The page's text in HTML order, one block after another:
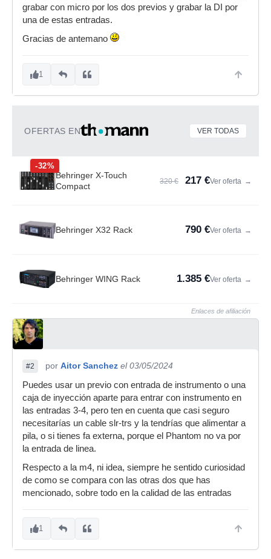
grabar con micro por los dos previos y grabar la DI por
una de estas entradas.
Gracias de antemano
1
OFERTAS EN VER TODAS
-32%
Behringer X-Touch
Compact
320 € 217 €Ver oferta →
Behringer X32 Rack 790 €Ver oferta →
Behringer WING Rack 1.385 €Ver oferta →
Enlaces de afiliación
#2 por Aitor Sanchez el 03/05/2024
Puedes usar un previo con entrada de instrumento o una
caja de inyección aparte para entrar con instrumento en
las entradas 3-4, pero ten en cuenta que casi seguro
necesitarías un cable slr-trs y la tendrías que alimentar a
pila, o si tienes fa externa, porque el Phantom no va por
la entrada de linea.
Respecto a la m4, ni idea, siempre he sentido curiosidad
de como se compara con las otras dos que has
mencionado, sobre todo en la calidad de las entradas
1